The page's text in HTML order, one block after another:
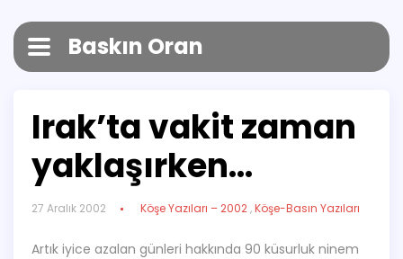
Baskın Oran
Irak’ta vakit zaman
yaklaşırken…
27 Aralık 2002 Köşe Yazıları – 2002,Köşe-Basın Yazıları
Artık iyice azalan günleri hakkında 90 küsurluk ninem